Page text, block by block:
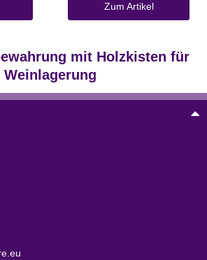
Zum Artikel
mit Holzkisten für
Weinlagerung